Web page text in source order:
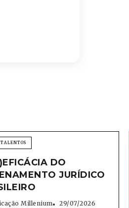
TALENTOS
DO
JURÍDICO
Millenium 29/07/2026